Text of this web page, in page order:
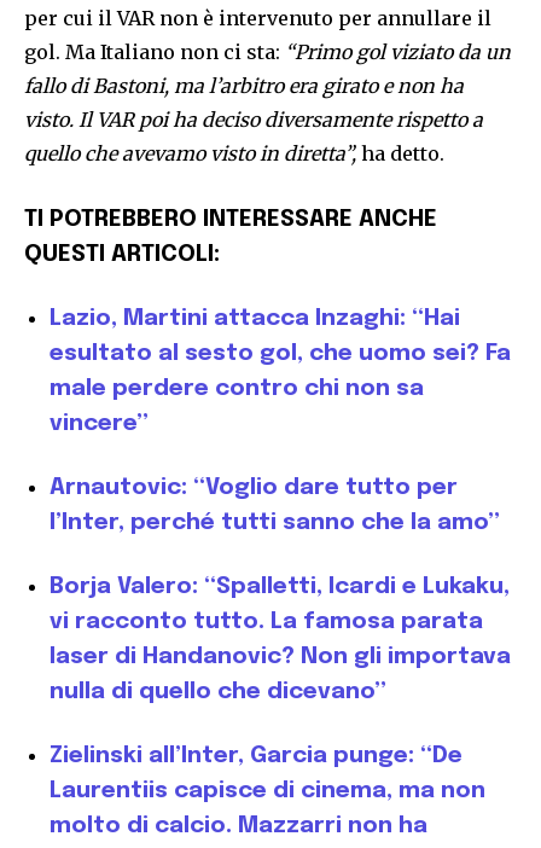
per cui il VAR non è intervenuto per annullare il
gol. Ma Italiano non ci sta: “Primo gol viziato da un
fallo di Bastoni, ma l’arbitro era girato e non ha
visto. Il VAR poi ha deciso diversamente rispetto a
quello che avevamo visto in diretta”, ha detto.
TI POTREBBERO INTERESSARE ANCHE
QUESTI ARTICOLI:
Lazio, Martini attacca Inzaghi: “Hai
esultato al sesto gol, che uomo sei? Fa
male perdere contro chi non sa
vincere”
Arnautovic: “Voglio dare tutto per
l’Inter, perché tutti sanno che la amo”
Borja Valero: “Spalletti, Icardi e Lukaku,
vi racconto tutto. La famosa parata
laser di Handanovic? Non gli importava
nulla di quello che dicevano”
Zielinski all’Inter, Garcia punge: “De
Laurentiis capisce di cinema, ma non
molto di calcio. Mazzarri non ha